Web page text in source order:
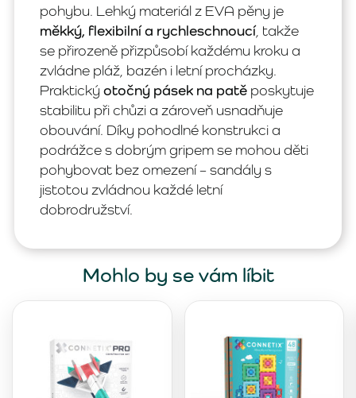
pohybu. Lehký materiál z EVA pěny je
měkký, flexibilní a rychleschnoucí, takže
se přirozeně přizpůsobí každému kroku a
zvládne pláž, bazén i letní procházky.
Praktický otočný pásek na patě poskytuje
stabilitu při chůzi a zároveň usnadňuje
obouvání. Díky pohodlné konstrukci a
podrážce s dobrým gripem se mohou děti
pohybovat bez omezení – sandály s
jistotou zvládnou každé letní
dobrodružství.
Mohlo by se vám líbit